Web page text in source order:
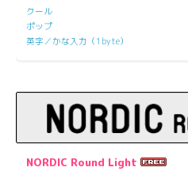
クール
ポップ
英字／かな入力（1byte）
NORDIC Round Light